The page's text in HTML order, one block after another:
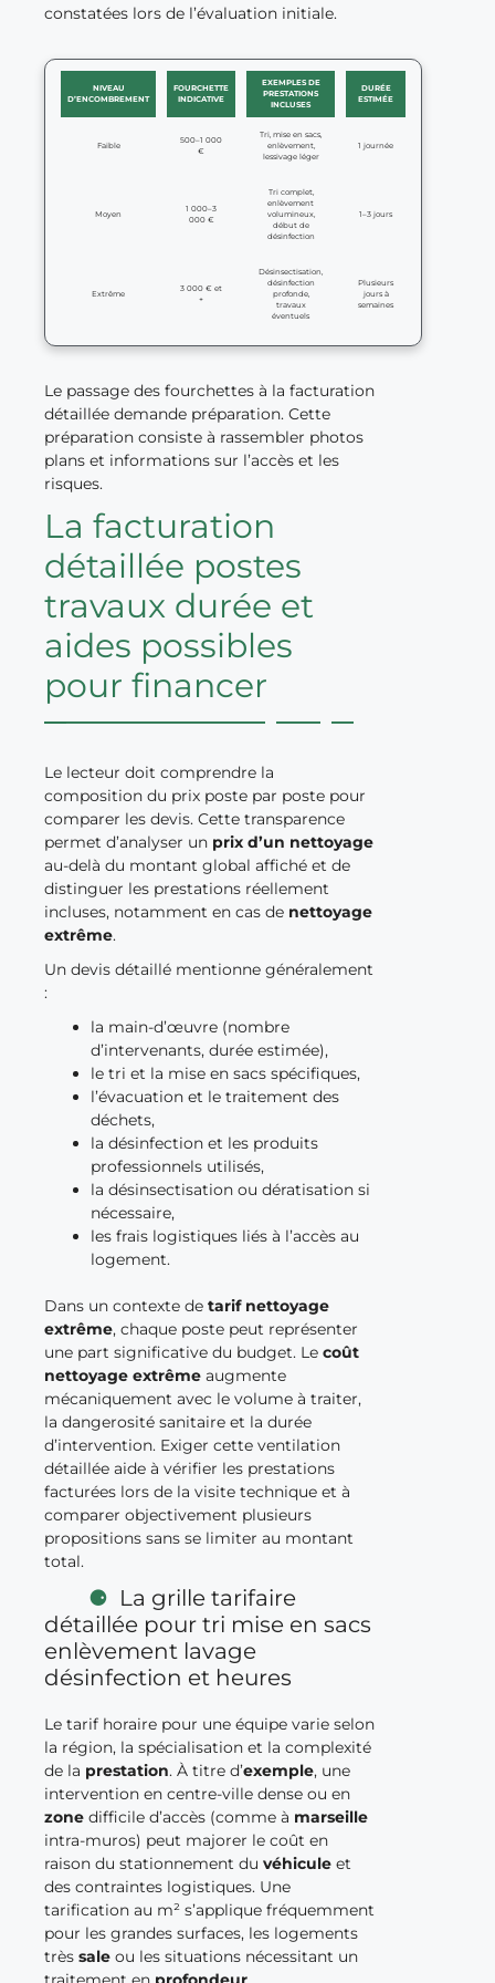
constatées lors de l’évaluation initiale.
NIVEAU
D’ENCOMBREMENT
FOURCHETTE
INDICATIVE
EXEMPLES DE
PRESTATIONS
INCLUSES
DURÉE
ESTIMÉE
Faible
500–1 000
€
Tri, mise en sacs,
enlèvement,
lessivage léger
1 journée
Moyen
1 000–3
000 €
Tri complet,
enlèvement
volumineux,
début de
désinfection
1–3 jours
Extrême
3 000 € et
+
Désinsectisation,
désinfection
profonde,
travaux
éventuels
Plusieurs
jours à
semaines
Le passage des fourchettes à la facturation
détaillée demande préparation. Cette
préparation consiste à rassembler photos
plans et informations sur l’accès et les
risques.
La facturation
détaillée postes
travaux durée et
aides possibles
pour financer
Le lecteur doit comprendre la
composition du prix poste par poste pour
comparer les devis. Cette transparence
permet d’analyser un prix d’un nettoyage
au-delà du montant global affiché et de
distinguer les prestations réellement
incluses, notamment en cas de nettoyage
extrême.
Un devis détaillé mentionne généralement
:
la main-d’œuvre (nombre
d’intervenants, durée estimée),
le tri et la mise en sacs spécifiques,
l’évacuation et le traitement des
déchets,
la désinfection et les produits
professionnels utilisés,
la désinsectisation ou dératisation si
nécessaire,
les frais logistiques liés à l’accès au
logement.
Dans un contexte de tarif nettoyage
extrême, chaque poste peut représenter
une part significative du budget. Le coût
nettoyage extrême augmente
mécaniquement avec le volume à traiter,
la dangerosité sanitaire et la durée
d’intervention. Exiger cette ventilation
détaillée aide à vérifier les prestations
facturées lors de la visite technique et à
comparer objectivement plusieurs
propositions sans se limiter au montant
total.
La grille tarifaire
détaillée pour tri mise en sacs
enlèvement lavage
désinfection et heures
Le tarif horaire pour une équipe varie selon
la région, la spécialisation et la complexité
de la prestation. À titre d’exemple, une
intervention en centre-ville dense ou en
zone difficile d’accès (comme à marseille
intra-muros) peut majorer le coût en
raison du stationnement du véhicule et
des contraintes logistiques. Une
tarification au m² s’applique fréquemment
pour les grandes surfaces, les logements
très sale ou les situations nécessitant un